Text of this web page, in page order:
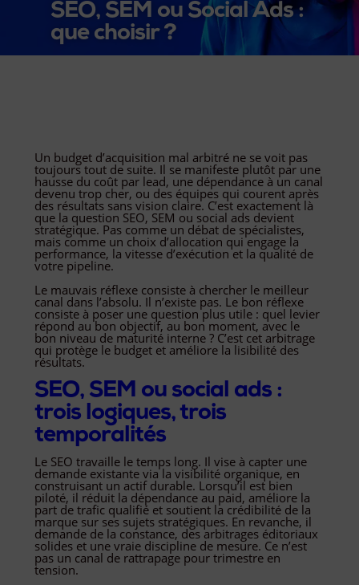
SEO, SEM ou Social Ads :
que choisir ?
Un budget d’acquisition mal arbitré ne se voit pas
toujours tout de suite. Il se manifeste plutôt par une
hausse du coût par lead, une dépendance à un canal
devenu trop cher, ou des équipes qui courent après
des résultats sans vision claire. C’est exactement là
que la question SEO, SEM ou social ads devient
stratégique. Pas comme un débat de spécialistes,
mais comme un choix d’allocation qui engage la
performance, la vitesse d’exécution et la qualité de
votre pipeline.
Le mauvais réflexe consiste à chercher le meilleur
canal dans l’absolu. Il n’existe pas. Le bon réflexe
consiste à poser une question plus utile : quel levier
répond au bon objectif, au bon moment, avec le
bon niveau de maturité interne ? C’est cet arbitrage
qui protège le budget et améliore la lisibilité des
résultats.
SEO, SEM ou social ads :
trois logiques, trois
temporalités
Le SEO travaille le temps long. Il vise à capter une
demande existante via la visibilité organique, en
construisant un actif durable. Lorsqu’il est bien
piloté, il réduit la dépendance au paid, améliore la
part de trafic qualifié et soutient la crédibilité de la
marque sur ses sujets stratégiques. En revanche, il
demande de la constance, des arbitrages éditoriaux
solides et une vraie discipline de mesure. Ce n’est
pas un canal de rattrapage pour trimestre en
tension.